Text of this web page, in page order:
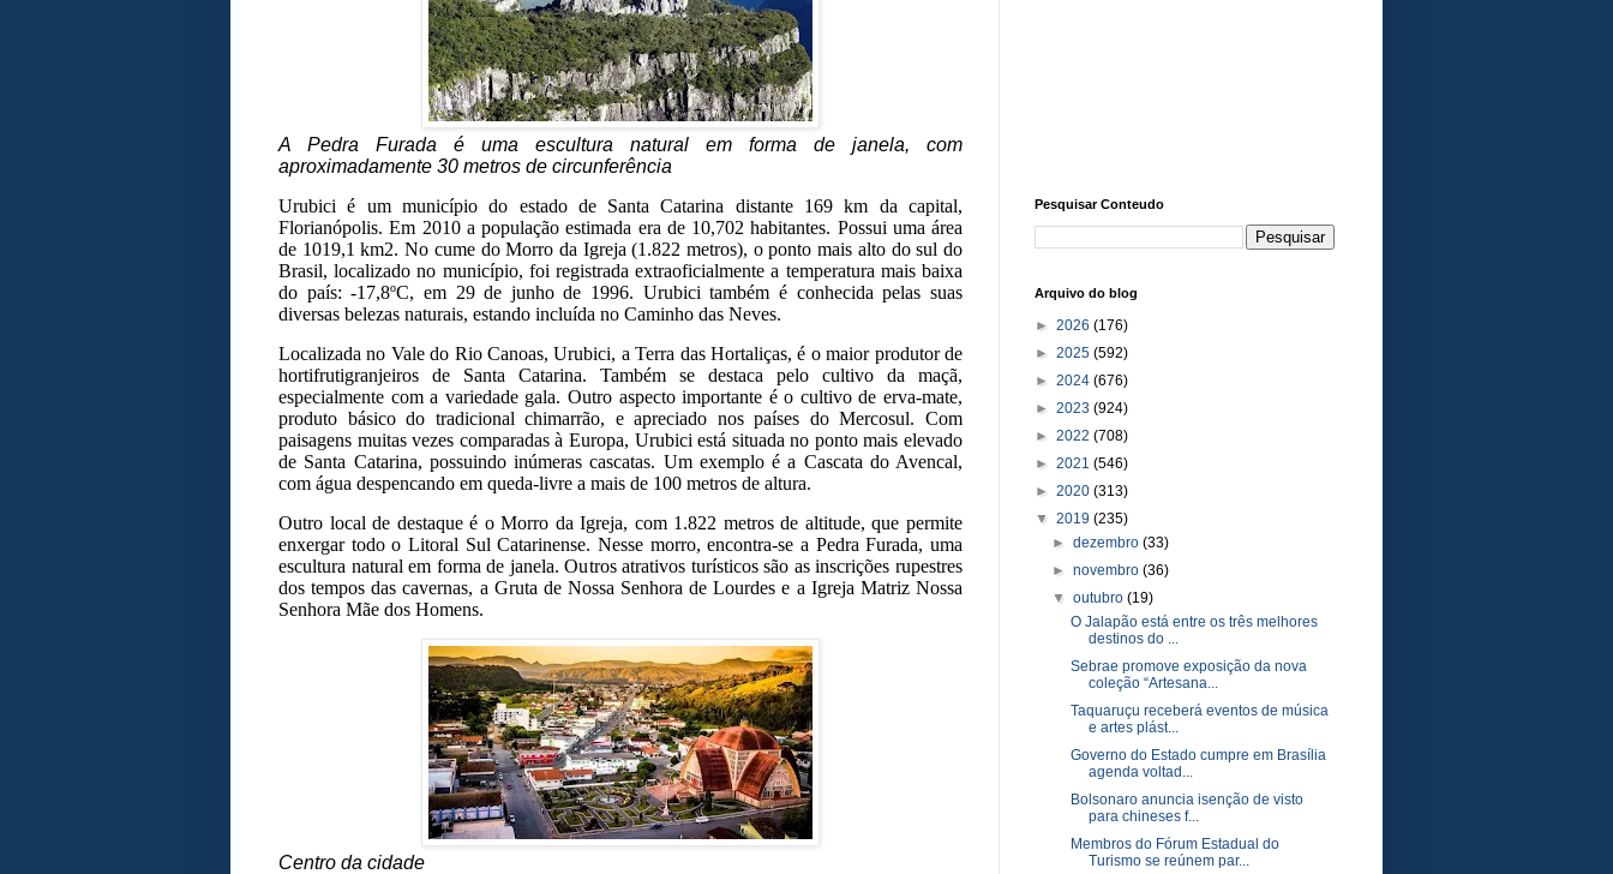
A Pedra Furada é uma escultura natural em forma de janela, com
aproximadamente 30 metros de circunferência
Urubici é um município do estado de Santa Catarina distante 169 km da capital,
Florianópolis. Em 2010 a população estimada era de 10,702 habitantes. Possui uma área
de 1019,1 km2. No cume do Morro da Igreja (1.822 metros), o ponto mais alto do sul do
Brasil, localizado no município, foi registrada extraoficialmente a temperatura mais baixa
do país: -17,8ºC, em 29 de junho de 1996. Urubici também é conhecida pelas suas
diversas belezas naturais, estando incluída no Caminho das Neves.
Localizada no Vale do Rio Canoas, Urubici, a Terra das Hortaliças, é o maior produtor de
hortifrutigranjeiros de Santa Catarina. Também se destaca pelo cultivo da maçã,
especialmente com a variedade gala. Outro aspecto importante é o cultivo de erva-mate,
produto básico do tradicional chimarrão, e apreciado nos países do Mercosul. Com
paisagens muitas vezes comparadas à Europa, Urubici está situada no ponto mais elevado
de Santa Catarina, possuindo inúmeras cascatas. Um exemplo é a Cascata do Avencal,
com água despencando em queda-livre a mais de 100 metros de altura.
Outro local de destaque é o Morro da Igreja, com 1.822 metros de altitude, que permite
enxergar todo o Litoral Sul Catarinense. Nesse morro, encontra-se a Pedra Furada, uma
escultura natural em forma de janela. Outros atrativos turísticos são as inscrições rupestres
dos tempos das cavernas, a Gruta de Nossa Senhora de Lourdes e a Igreja Matriz Nossa
Senhora Mãe dos Homens.
Centro da cidade
Pesquisar Conteudo
Arquivo do blog
► 2026 (176)
► 2025 (592)
► 2024 (676)
► 2023 (924)
► 2022 (708)
► 2021 (546)
► 2020 (313)
▼ 2019 (235)
►dezembro(33)
►novembro(36)
▼outubro(19)
O Jalapão está entre os três melhores
destinos do ...
Sebrae promove exposição da nova
coleção “Artesana...
Taquaruçu receberá eventos de música
e artes plást...
Governo do Estado cumpre em Brasília
agenda voltad...
Bolsonaro anuncia isenção de visto
para chineses f...
Membros do Fórum Estadual do
Turismo se reúnem par...